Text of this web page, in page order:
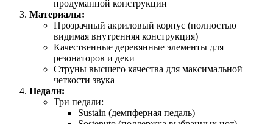
продуманной конструкции
Материалы:
Прозрачный акриловый корпус (полностью
видимая внутренняя конструкция)
Качественные деревянные элементы для
резонаторов и деки
Струны высшего качества для максимальной
четкости звука
Педали:
Три педали:
Sustain (демпферная педаль)